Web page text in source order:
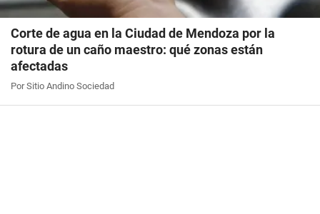
Corte de agua en la Ciudad de Mendoza por la
rotura de un caño maestro: qué zonas están
afectadas
Por Sitio Andino Sociedad